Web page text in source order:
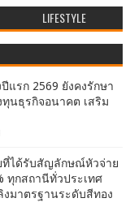
LIFESTYLE
แรก 2569 ยังคงรักษา
นธุรกิจอนาคต เสริม
ที่ได้รับสัญลักษณ์หัวจ่าย
ทุกสถานีทั่วประเทศ
งมาตรฐานระดับสีทอง